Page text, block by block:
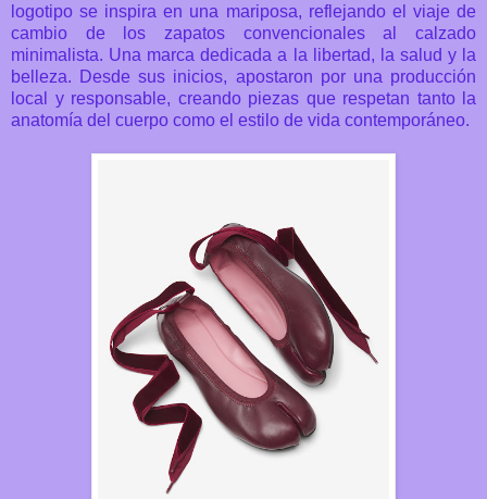
logotipo se inspira en una mariposa, reflejando el viaje de
cambio de los zapatos convencionales al calzado
minimalista. Una marca dedicada a la libertad, la salud y la
belleza.
Desde sus inicios, apostaron por una producción
local y responsable, creando piezas que respetan tanto la
anatomía del cuerpo como el estilo de vida contemporáneo.